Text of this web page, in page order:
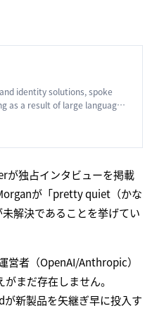
identity solutions, spoke
as a result of large language
が独占インタビューを掲載
が「pretty quiet（かな
解決であることを挙げてい
者（OpenAI/Anthropic）
まだ存在しません。
新製品を矢継ぎ早に投入す